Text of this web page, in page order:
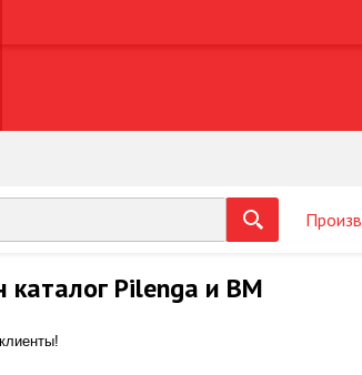
каталог Pilenga и BM